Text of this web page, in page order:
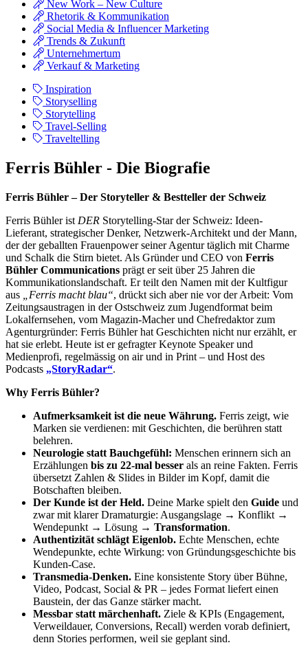
New Work – New Culture
Rhetorik & Kommunikation
Social Media & Influencer Marketing
Trends & Zukunft
Unternehmertum
Verkauf & Marketing
Inspiration
Storyselling
Storytelling
Travel-Selling
Traveltelling
Ferris Bühler - Die Biografie
Ferris Bühler – Der Storyteller & Bestteller der Schweiz
Ferris Bühler ist DER Storytelling-Star der Schweiz: Ideen-
Lieferant, strategischer Denker, Netzwerk-Architekt und der Mann,
der der geballten Frauenpower seiner Agentur täglich mit Charme
und Schalk die Stirn bietet. Als Gründer und CEO von Ferris
Bühler Communications prägt er seit über 25 Jahren die
Kommunikationslandschaft. Er teilt den Namen mit der Kultfigur
aus
„Ferris macht blau“, drückt sich aber nie vor der Arbeit: Vom
Zeitungsaustragen in der Ostschweiz zum Jugendformat beim
Lokalfernsehen, vom Magazin-Macher und Chefredaktor zum
Agenturgründer: Ferris Bühler hat Geschichten nicht nur erzählt, er
hat sie erlebt. Heute ist er gefragter Keynote Speaker und
Medienprofi, regelmässig on air und in Print – und Host des
Podcasts „StoryRadar“.
Why Ferris Bühler?
Aufmerksamkeit ist die neue Währung. Ferris zeigt, wie
Marken sie verdienen: mit Geschichten, die berühren statt
belehren.
Neurologie statt Bauchgefühl: Menschen erinnern sich an
Erzählungen bis zu 22-mal besser als an reine Fakten. Ferris
übersetzt Zahlen & Slides in Bilder im Kopf, damit die
Botschaften bleiben.
Der Kunde ist der Held. Deine Marke spielt den Guide und
zwar mit klarer Dramaturgie: Ausgangslage → Konflikt →
Wendepunkt → Lösung → Transformation.
Authentizität schlägt Eigenlob. Echte Menschen, echte
Wendepunkte, echte Wirkung: von Gründungsgeschichte bis
Kunden-Case.
Transmedia-Denken. Eine konsistente Story über Bühne,
Video, Podcast, Social & PR – jedes Format liefert einen
Baustein, der das Ganze stärker macht.
Messbar statt märchenhaft. Ziele & KPIs (Engagement,
Verweildauer, Conversions, Recall) werden vorab definiert,
denn Stories performen, weil sie geplant sind.